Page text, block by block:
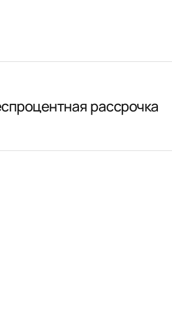
рассрочка